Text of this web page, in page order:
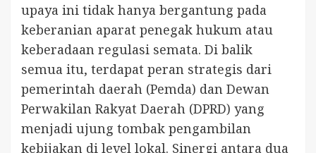
upaya ini tidak hanya bergantung pada
keberanian aparat penegak hukum atau
keberadaan regulasi semata. Di balik
semua itu, terdapat peran strategis dari
pemerintah daerah (Pemda) dan Dewan
Perwakilan Rakyat Daerah (DPRD) yang
menjadi ujung tombak pengambilan
kebijakan di level lokal. Sinergi antara dua